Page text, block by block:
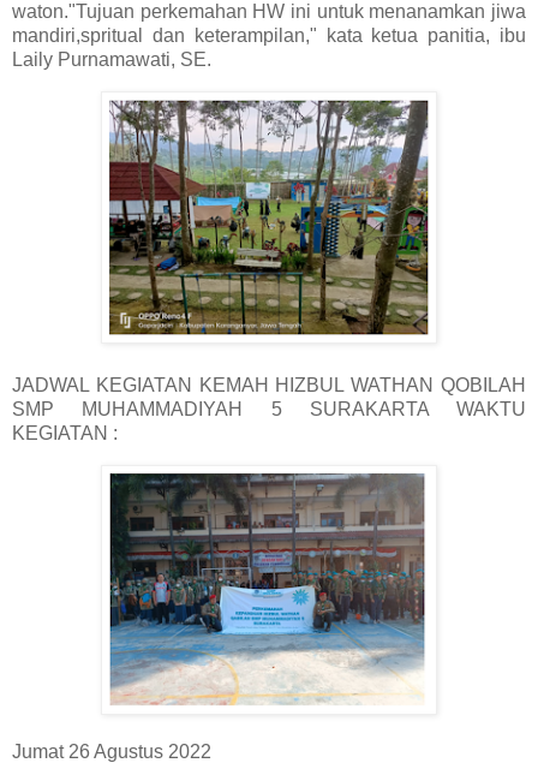
waton."Tujuan perkemahan HW ini untuk menanamkan jiwa
mandiri,spritual dan keterampilan," kata ketua panitia, ibu
Laily Purnamawati, SE.
JADWAL KEGIATAN KEMAH HIZBUL WATHAN QOBILAH
SMP MUHAMMADIYAH 5 SURAKARTA WAKTU
KEGIATAN :
Jumat 26 Agustus 2022